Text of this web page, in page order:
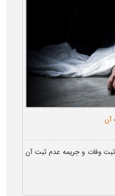
آن
وفات و جریمه عدم ثبت آن